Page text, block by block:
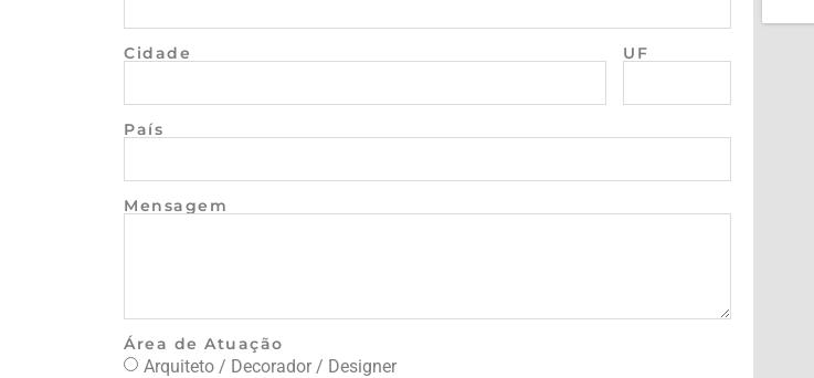
Cidade UF
País
Mensagem
Área de Atuação
Arquiteto / Decorador / Designer